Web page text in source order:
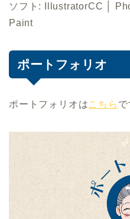
ソフト: IllustratorCC │
Paint
ポートフォリオ
ポートフォリオはこちら で